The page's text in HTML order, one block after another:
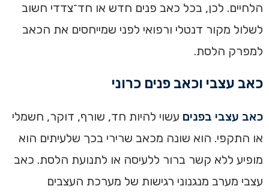
הלחיים. לכן, בכל כאב פנים חדש או חד־צדדי חשוב
לשלול מקור דנטלי ורפואי לפני שמייחסים את הכאב
למפרק הלסת.
כאב עצבי וכאב פנים כרוני
כאב עצבי בפנים עשוי להיות חד, שורף, דוקר, חשמלי
או התקפי. הוא שונה מכאב שרירי בכך שלעיתים הוא
מופיע ללא קשר ברור ללעיסה או לתנועת הלסת. כאב
עצבי מערב מנגנוני רגישות של מערכת העצבים